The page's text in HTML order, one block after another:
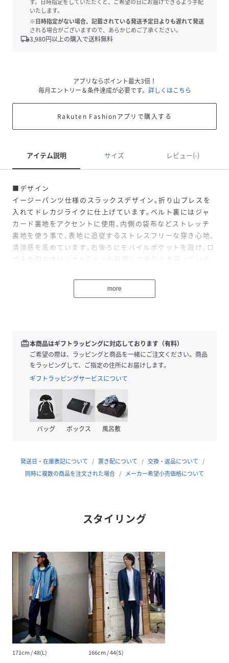
いたします。
※日時指定がない場合、記載されている発送予定日よりも遅れて発送
される場合がございますので、あらかじめご了承ください。
local_shipping3,980円以上の購入で送料無料
アプリならポイント最大3倍！
毎月エントリー＆条件達成が必要です。 詳しくはこちら
Rakuten Fashionアプリで購入する
アイテム説明 サイズ レビュー(-)
■デザイン
イージーパンツ仕様のスラックスデザイン｡折り山プレスを
入れてドレカジライクに仕上げています｡ベルト裏にはジャ
カード裏地をアクセントに使用､内側の袋布などストレッチ
裏地を使う事で､表地に追従するストレスフリーな穿き心地､
清涼感を高めています｡右後ろにモバイルポケットを設け､ロ
ゴ入り釦やオリジナルDカンを採用して差別化を図っていま
たシルエットのノータックパンツになります。股下サイズは
9分丈の少し短めの設定です｡
■素材
レーヨンが高混率のハイテンションストレッチ､スムースジャ
ージ素材｡ナイロンとプリッとした横張感のあるタッチ､レー
ヨンの綺麗なドレープ感としっとりとした光沢感が特徴的で
す｡60ピーコックブルーの差し色と明るめの67ネイビーで､遊
伸縮性：あり
生地の厚さ：通常
サイズ・素材が若干異なる場合がございます｡
※掲載画像の商品の色味は､撮影場所や光の当たり具合など
により色味が異なって見える場合がございます｡
商品の色味は､生地アップの画像をご参照ください｡
また､お客様のお使いのPC・スマートフォン等のモニター環
境などにより色味が異なって見える場合がございます｡
予めご了承の上､ご注文ください｡
more
redeem本商品はギフトラッピングに対応しております（有料）
ご希望の際は、ラッピングと商品を一緒にご注文ください。商品
をラッピングして、ご指定の住所にお届けします。
ギフトラッピングサービスについて
バッグ ボックス 風呂敷
発送日・在庫表記について 置き配について
交換・返品について
同時に複数の商品を注文された場合
メーカー希望小売価格について
スタイリング
171cm / 48(L) 166cm / 44(S)